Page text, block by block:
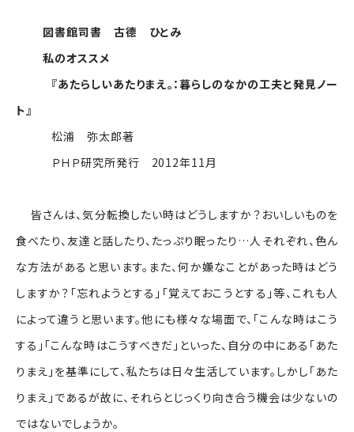
図書館司書 古德 ひとみ
私のオススメ
『あたらしいあたりまえ。：暮らしのなかの工夫と発見ノー
ト』
松浦 弥太郎著
ＰＨＰ研究所発行 2012年11月
皆さんは、気分転換したい時はどうしますか？おいしいものを
食べたり、友達と話したり、たっぷり眠ったり…人それぞれ、色ん
な方法があると思います。また、何か嫌なことがあった時はどう
しますか？「忘れようとする」「覚えておこうとする」等、これも人
によって違うと思います。他にも様々な場面で、「こんな時はこう
する」「こんな時はこうすべきだ」といった、自分の中にある「あた
りまえ」を基準にして、私たちは日々生活しています。しかし「あた
りまえ」であるが故に、それらとじっくり向き合う機会は少ないの
ではないでしょうか。